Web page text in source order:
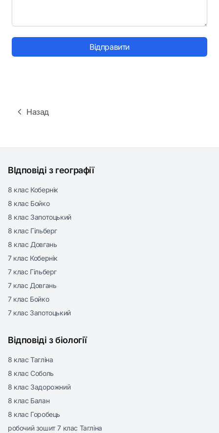
Відправити
Назад
ВІдповіді з географії
8 клас Кобернік
8 клас Бойко
8 клас Запотоцький
8 клас Гільберг
8 клас Довгань
7 клас Кобернік
7 клас Гільберг
7 клас Довгань
7 клас Бойко
7 клас Запотоцький
Відповіді з біології
8 клас Тагліна
8 клас Соболь
8 клас Задорожний
8 клас Балан
8 клас Горобець
робочий зошит 7 клас Тагліна